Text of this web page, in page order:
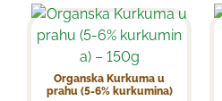
Organska Kurkuma u
prahu (5-6% kurkumina)